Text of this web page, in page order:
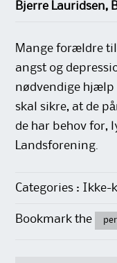
Bjerre Lauridsen,
Mange forældre
angst og
nødvendige hjælp
skal sikre, at de
de har behov for,
Landsforening.
Categories : Ikke-
Bookmark the